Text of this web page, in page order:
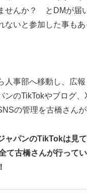
せんか？ とDMが届
ないと参加した事もあ
人事部へ移動し、広報
ンのTikTokやブログ、
の管理を古橋さんが
ャパンのTikTokは見
て古橋さんが行って